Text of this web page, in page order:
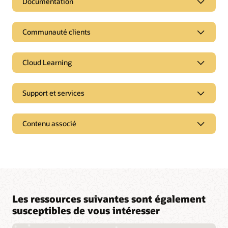
Commencez à gérer vos processus logistiques plus
efficacement
Communauté clients
Entrez en relation avec vos pairs
Cloud Learning
Support et services
Contenu associé
Communiqués de presse
Tendances
Les ressources suivantes sont également
susceptibles de vous intéresser